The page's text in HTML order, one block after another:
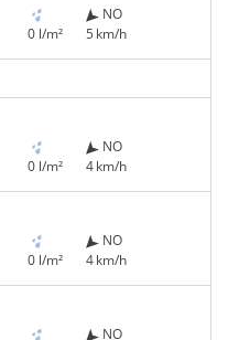
0 l/m²
NO
5 km/h
0 l/m²
NO
4 km/h
0 l/m²
NO
4 km/h
NO